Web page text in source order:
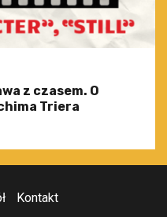
z czasem. O
Triera
Kontakt